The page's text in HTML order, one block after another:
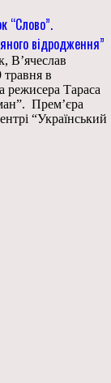
“Слово”.
відродження”
В’ячеслав
в
режисера Тараса
Премʼєра
“Український